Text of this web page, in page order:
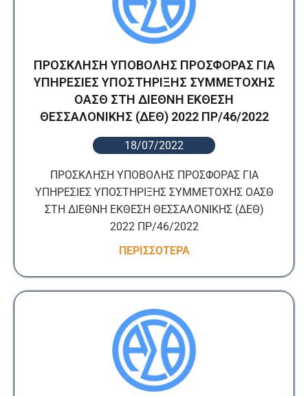
ΠΡΟΣΚΛΗΣΗ ΥΠΟΒΟΛΗΣ ΠΡΟΣΦΟΡΑΣ ΓΙΑ
ΥΠΗΡΕΣΙΕΣ ΥΠΟΣΤΗΡΙΞΗΣ ΣΥΜΜΕΤΟΧΗΣ
ΟΑΣΘ ΣΤΗ ΔΙΕΘΝΗ ΕΚΘΕΣΗ
ΘΕΣΣΑΛΟΝΙΚΗΣ (ΔΕΘ) 2022 ΠΡ/46/2022
18/07/2022
ΠΡΟΣΚΛΗΣΗ ΥΠΟΒΟΛΗΣ ΠΡΟΣΦΟΡΑΣ ΓΙΑ
ΥΠΗΡΕΣΙΕΣ ΥΠΟΣΤΗΡΙΞΗΣ ΣΥΜΜΕΤΟΧΗΣ ΟΑΣΘ
ΣΤΗ ΔΙΕΘΝΗ ΕΚΘΕΣΗ ΘΕΣΣΑΛΟΝΙΚΗΣ (ΔΕΘ)
2022 ΠΡ/46/2022
ΠΕΡΙΣΣΟΤΕΡΑ